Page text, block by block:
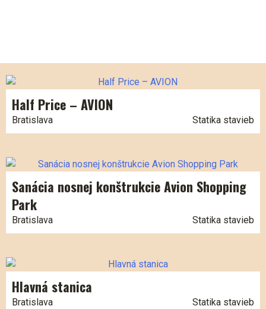
Half Price – AVION
Bratislava Statika stavieb
Sanácia nosnej konštrukcie Avion Shopping
Park
Bratislava Statika stavieb
Hlavná stanica
Bratislava Statika stavieb